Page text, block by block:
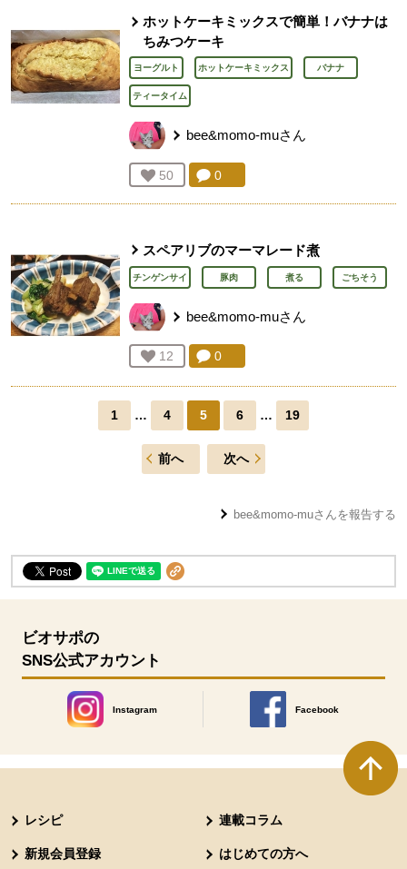
ホットケーキミックスで簡単！バナナは
ちみつケーキ
ヨーグルト ホットケーキミックス バナナ
ティータイム
bee&momo-muさん
お気に入り登録：
50 人が登録コメント：
0
スペアリブのマーマレード煮
チンゲンサイ 豚肉 煮る ごちそう
bee&momo-muさん
お気に入り登録：
12 人が登録コメント：
0
1 … 4 5 6 … 19
前へ 次へ
bee&momo-muさんを報告する
ビオサポの
SNS公式アカウント
Instagram
別のウィンドウで開きます。
Facebook
別のウィンドウで開きます
レシピ 連載コラム
新規会員登録 はじめての方へ